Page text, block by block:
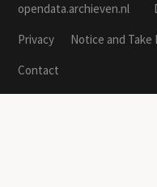
opendata.archieven.nl
Privacy
Notice and Take
Contact